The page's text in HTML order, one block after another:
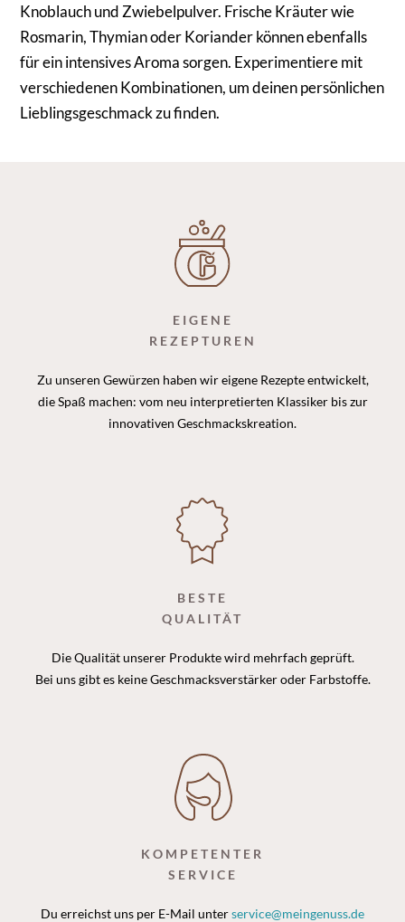
Knoblauch und Zwiebelpulver. Frische Kräuter wie
Rosmarin, Thymian oder Koriander können ebenfalls
für ein intensives Aroma sorgen. Experimentiere mit
verschiedenen Kombinationen, um deinen persönlichen
Lieblingsgeschmack zu finden.
EIGENE
REZEPTUREN
Zu unseren Gewürzen haben wir eigene Rezepte entwickelt,
die Spaß machen: vom neu interpretierten Klassiker bis zur
innovativen Geschmackskreation.
BESTE
QUALITÄT
Die Qualität unserer Produkte wird mehrfach geprüft.
Bei uns gibt es keine Geschmacksverstärker oder Farbstoffe.
KOMPETENTER
SERVICE
Du erreichst uns per E-Mail unterservice@meingenuss.de